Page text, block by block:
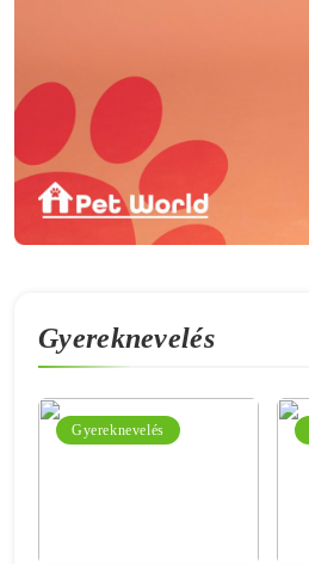
Gyereknevelés
Gyereknevelés